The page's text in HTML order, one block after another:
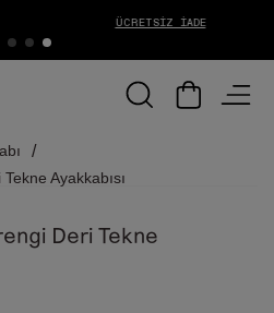
Ayakkabısı
Deri Tekne